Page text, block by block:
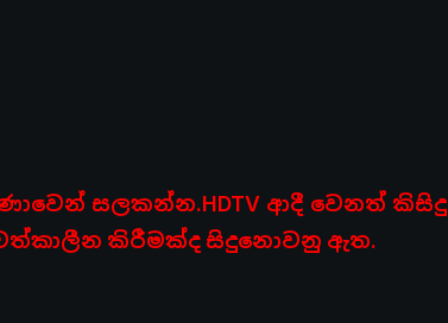
සලකන්න.HDTV ආදී වෙනත් කිසිදු
කිරීමක්ද සිදුනොවනු ඇත.